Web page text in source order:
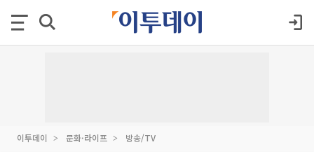
이투데이 문화·라이프 방송/TV